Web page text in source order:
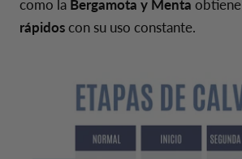
como la Bergamota y Menta obtiene
rápidoscon su uso constante.